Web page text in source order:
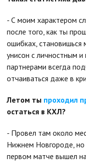
- С моим характером
после того, как ты
ошибках, становишься
унисон с личностным
партнерами всегда
отчаиваться даже в
Летом ты проходил
остаться в КХЛ?
- Провел там около
Нижнем Новгороде, но
первом матче вышел